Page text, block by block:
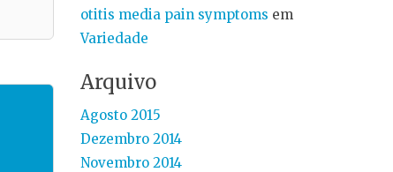
otitis media pain symptoms em
Variedade
Arquivo
Agosto 2015
Dezembro 2014
Novembro 2014